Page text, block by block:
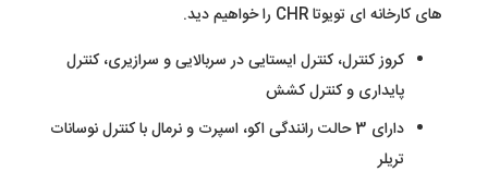
های کارخانه ای تویوتا CHR را خواهیم دید.
کروز کنترل، کنترل ایستایی در سربالایی و سرازیری، کنترل
پایداری و کنترل کشش
دارای 3 حالت رانندگی اکو، اسپرت و نرمال با کنترل نوسانات
تریلر